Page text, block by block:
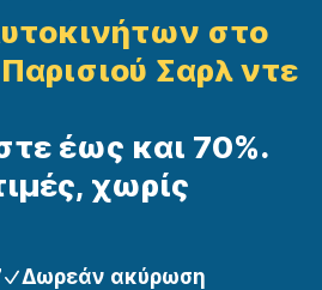
στο
Σαρλ ντε
έως και 70%.
χωρίς
Δωρεάν ακύρωση